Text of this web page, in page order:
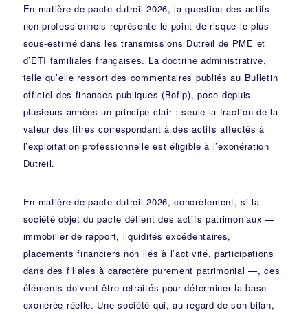
En matière de pacte dutreil 2026, la question des actifs
non-professionnels représente le point de risque le plus
sous-estimé dans les transmissions Dutreil de PME et
d’ETI familiales françaises. La doctrine administrative,
telle qu’elle ressort des commentaires publiés au Bulletin
officiel des finances publiques (Bofip), pose depuis
plusieurs années un principe clair : seule la fraction de la
valeur des titres correspondant à des actifs affectés à
l’exploitation professionnelle est éligible à l’exonération
Dutreil.
En matière de pacte dutreil 2026, concrètement, si la
société objet du pacte détient des actifs patrimoniaux —
immobilier de rapport, liquidités excédentaires,
placements financiers non liés à l’activité, participations
dans des filiales à caractère purement patrimonial —, ces
éléments doivent être retraités pour déterminer la base
exonérée réelle. Une société qui, au regard de son bilan,